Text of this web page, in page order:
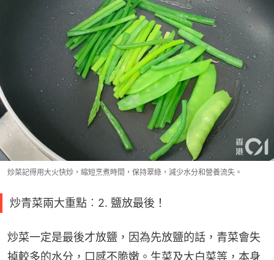
炒菜記得用大火快炒，縮短烹煮時間，保持翠綠，減少水分和營養流失。
炒青菜兩大重點︰2. 鹽放最後！
炒菜一定是最後才放鹽，因為先放鹽的話，青菜會失
掉較多的水分，口感不脆嫩。生菜及大白菜等，本身